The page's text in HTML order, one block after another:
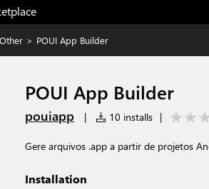
Other > POUI App Builder
POUI App Builder
pouiapp | 10 installs |
Gere arquivos .app a partir de projetos
Installation